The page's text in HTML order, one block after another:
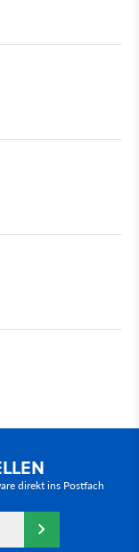
direkt ins Postfach